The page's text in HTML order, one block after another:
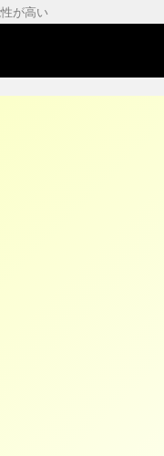
が高い